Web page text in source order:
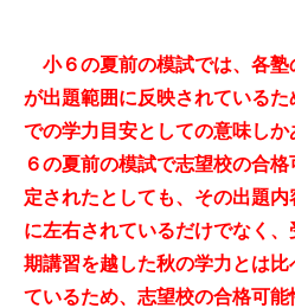
小６の夏前の模試では、各
が出題範囲に反映されている
での学力目安としての意味し
６の夏前の模試で志望校の合
定されたとしても、その出題
に左右されているだけでなく
期講習を越した秋の学力とは
ているため、志望校の合格可